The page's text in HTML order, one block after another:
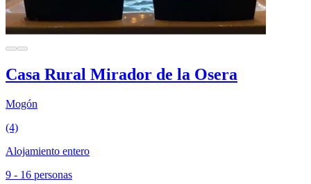
Casa Rural Mirador de la Osera
Mogón
(4)
Alojamiento entero
9 - 16 personas